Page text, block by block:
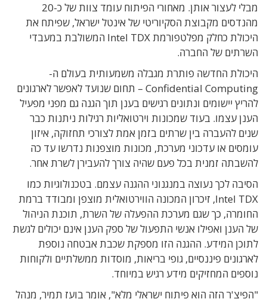
מבלי לעצור אותן. מאחורי הפיתוח עומד צוות של כ-20
מהנדסים מקבוצת הסקיוריטי של אינטל ישראל, שפיתח את
היכולת כחלק מפלטפורמת Intel TDX המשולבת במעבדי
השרתים של החברה.
היכולת החדשה פותרת מגבלה משמעותית בעולם ה-
Confidential Computing – תחום שנועד לאפשר לארגונים
להריץ יישומים ונתונים רגישים בענן תוך הגנה גם מפני מפעיל
הענן עצמו. בעוד שמכונות וירטואליות רגילות ניתנות כבר
שנים להעברה בין שרתים בזמן אמת לצורכי תחזוקה, איזון
עומסים או עדכוני מערכת, מכונות מוצפנות נדרשו עד כה
להשבתה זמנית בכל פעם שהיה צורך להעבירן לשרת אחר.
הסיבה לכך נעוצה במנגנוני ההגנה עצמם. בטכנולוגיות כמו
Intel TDX, זיכרון המכונה הווירטואלית מוצפן ומבודד ברמת
החומרה, כך שגם מערכת ההפעלה של השרת, תוכנת הניהול
של הענן ואפילו אנשי התפעול של ספק הענן אינם יכולים לגשת
לתוכן המידע. ההגנה הזו מספקת שכבת אבטחה נוספת
לארגונים פיננסיים, גופי בריאות, מוסדות ממשלתיים ולקוחות
נוספים המחזיקים מידע רגיש במיוחד.
"הפיצ'ר הזה הוא פיתוח ישראלי מלא", אומר בועז תמיר, מנהל